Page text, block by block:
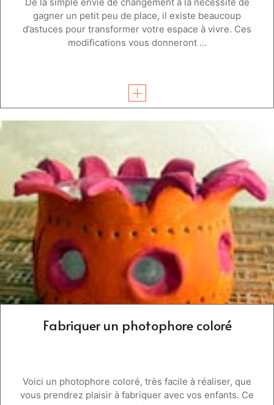
gagner un petit peu de place, il existe beaucoup
d’astuces pour transformer votre espace à vivre. Ces
modifications vous donneront ...
Fabriquer un photophore coloré
Voici un photophore coloré, très facile à réaliser, que
vous prendrez plaisir à fabriquer avec vos enfants. Ce